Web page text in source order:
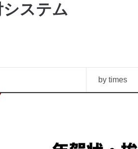
ステム
by times